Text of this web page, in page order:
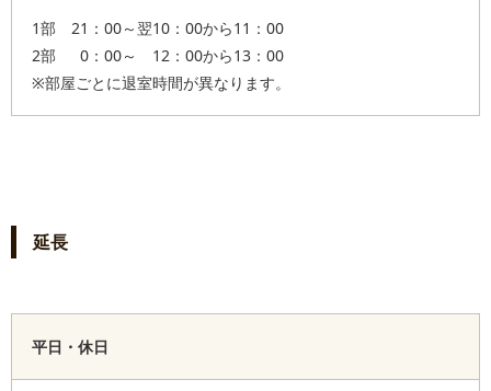
1部 21：00～翌10：00から11：00
2部 0：00～ 12：00から13：00
※部屋ごとに退室時間が異なります。
延長
平日・休日